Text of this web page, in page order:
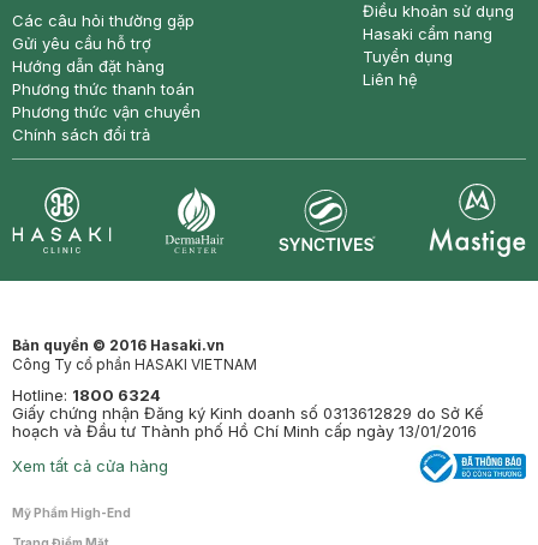
Các câu hỏi thường gặp
Gửi yêu cầu hỗ trợ
Hướng dẫn đặt hàng
Phương thức thanh toán
Phương thức vận chuyển
Chính sách đổi trả
Điều khoản sử dụng
Hasaki cẩm nang
Tuyển dụng
Liên hệ
Bản quyền © 2016 Hasaki.vn
Công Ty cổ phần HASAKI VIETNAM
Hotline: 1800 6324
Giấy chứng nhận Đăng ký Kinh doanh số 0313612829 do Sở Kế
hoạch và Đầu tư Thành phố Hồ Chí Minh cấp ngày 13/01/2016
Xem tất cả cửa hàng
Mỹ Phẩm High-End